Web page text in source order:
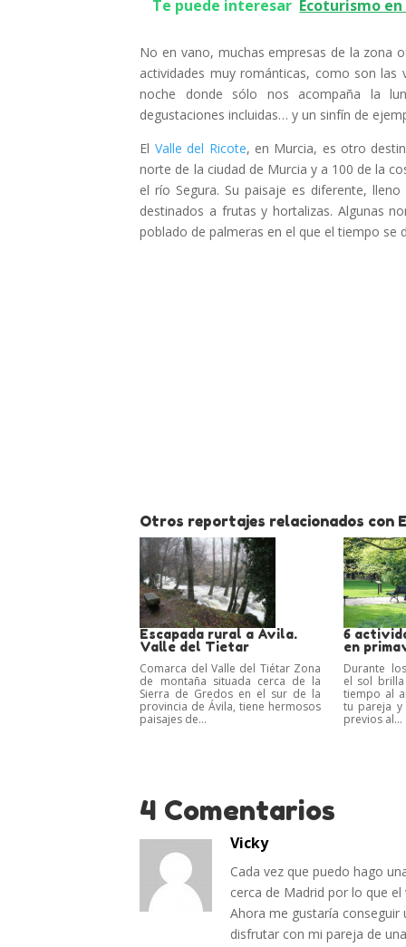
Te puede interesar Ecoturismo
No en vano, muchas empresas de la zona
actividades muy románticas, como son
noche donde sólo nos acompaña la
degustaciones incluidas… y un sinfín de
El Valle del Ricote, en Murcia, es otro
norte de la ciudad de Murcia y a 100 de la
el río Segura. Su paisaje es diferente, lleno
destinados a frutas y hortalizas. Algunas
poblado de palmeras en el que el tiempo se
Otros reportajes relacionados con
Escapada rural a Ávila.
Valle del Tietar
Comarca del Valle del Tiétar Zona
de montaña situada cerca de la
Sierra de Gredos en el sur de la
provincia de Ávila, tiene hermosos
paisajes de...
6
en
Durante
el sol
tiempo al
tu pareja y
previos al...
4 Comentarios
Vicky
Cada vez que puedo hago
cerca de Madrid por lo que
Ahora me gustaría conseguir
disfrutar con mi pareja de